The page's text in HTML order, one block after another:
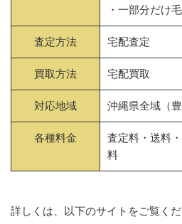
・一部分だけ
査定方法 宅配査定
買取方法 宅配買取
対応地域 沖縄県全域（
各種料金
査定料・送料
料
詳しくは、以下のサイトをご覧くだ